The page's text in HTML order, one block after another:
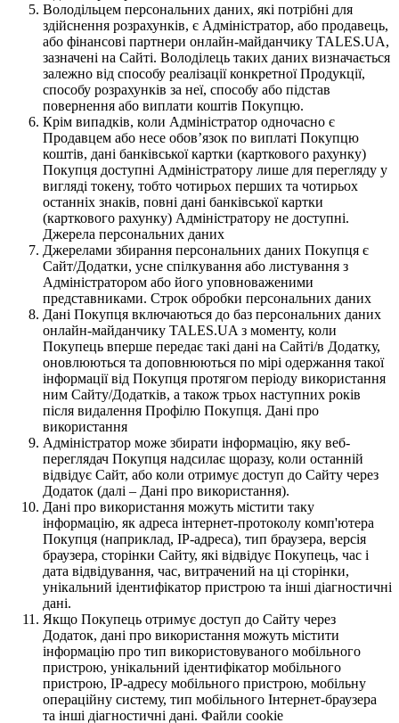
Володільцем персональних даних, які потрібні для
здійснення розрахунків, є Адміністратор, або продавець,
або фінансові партнери онлайн-майданчику TALES.UA,
зазначені на Сайті. Володілець таких даних визначається
залежно від способу реалізації конкретної Продукції,
способу розрахунків за неї, способу або підстав
повернення або виплати коштів Покупцю.
Крім випадків, коли Адміністратор одночасно є
Продавцем або несе обов’язок по виплаті Покупцю
коштів, дані банківської картки (карткового рахунку)
Покупця доступні Адміністратору лише для перегляду у
вигляді токену, тобто чотирьох перших та чотирьох
останніх знаків, повні дані банківської картки
(карткового рахунку) Адміністратору не доступні.
Джерела персональних даних
Джерелами збирання персональних даних Покупця є
Сайт/Додатки, усне спілкування або листування з
Адміністратором або його уповноваженими
представниками. Строк обробки персональних даних
Дані Покупця включаються до баз персональних даних
онлайн-майданчику TALES.UA з моменту, коли
Покупець вперше передає такі дані на Сайті/в Додатку,
оновлюються та доповнюються по мірі одержання такої
інформації від Покупця протягом періоду використання
ним Сайту/Додатків, а також трьох наступних років
після видалення Профілю Покупця. Дані про
використання
Адміністратор може збирати інформацію, яку веб-
переглядач Покупця надсилає щоразу, коли останній
відвідує Сайт, або коли отримує доступ до Сайту через
Додаток (далі – Дані про використання).
Дані про використання можуть містити таку
інформацію, як адреса інтернет-протоколу комп'ютера
Покупця (наприклад, IP-адреса), тип браузера, версія
браузера, сторінки Сайту, які відвідує Покупець, час і
дата відвідування, час, витрачений на ці сторінки,
унікальний ідентифікатор пристрою та інші діагностичні
дані.
Якщо Покупець отримує доступ до Сайту через
Додаток, дані про використання можуть містити
інформацію про тип використовуваного мобільного
пристрою, унікальний ідентифікатор мобільного
пристрою, IP-адресу мобільного пристрою, мобільну
операційну систему, тип мобільного Інтернет-браузера
та інші діагностичні дані. Файли cookie